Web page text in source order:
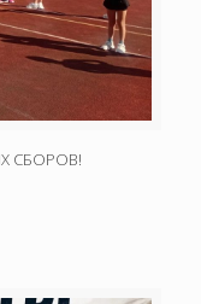
СБОРОВ!